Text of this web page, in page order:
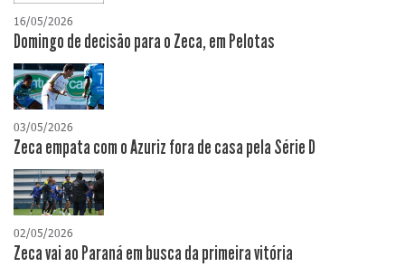
16/05/2026
Domingo de decisão para o Zeca, em Pelotas
03/05/2026
Zeca empata com o Azuriz fora de casa pela Série D
02/05/2026
Zeca vai ao Paraná em busca da primeira vitória